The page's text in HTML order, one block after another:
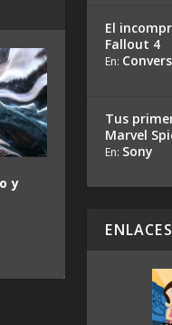
y
El
Fallout 4
En:
Tus
Marvel
En: Sony
ENLACES